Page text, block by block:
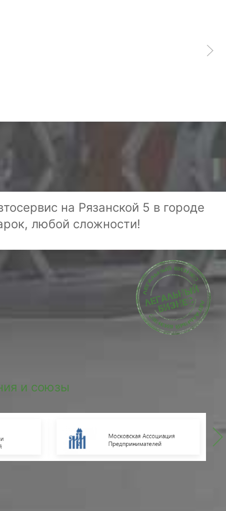
на Рязанской 5 в городе
любой сложности!
и союзы